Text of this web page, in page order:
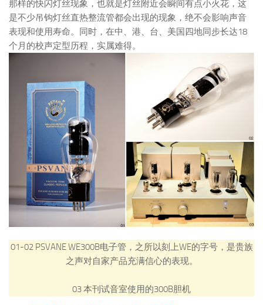
那样的快闪灯丝现象，也就是灯丝附近会瞬间有点小火花，这
是不少吊钩灯丝直热整流管都会出现的现象，绝不会影响声音
表现和使用寿命。同时，在中、港、台、美国四地同步长达18
个月的校声定型历程，实属难得。
01-02 PSVANE WE300B电子管，之所以刻上WE的字号，是贵族
之声对自家产品充满信心的表现。
03本刊试音室使用的300B胆机